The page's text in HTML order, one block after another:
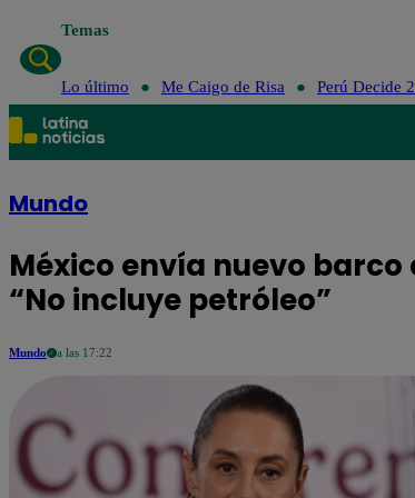
Temas
Lo último Me Caigo de Risa Perú Decide
Mundo
México envía nuevo
“No incluye petróleo”
Mundo a las 17:22